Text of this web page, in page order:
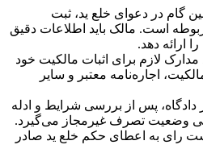
گام در دعوای خلع ید، ثبت
است. مالک باید اطلاعات دقیق
ارائه دهد.
مدارک لازم برای اثبات مالکیت خود
اجاره‌نامه معتبر و سایر
پس از بررسی شرایط و ادله
وضعیت تصرف غیرمجاز می‌گیرد.
رای به اعطای حکم خلع ید صادر